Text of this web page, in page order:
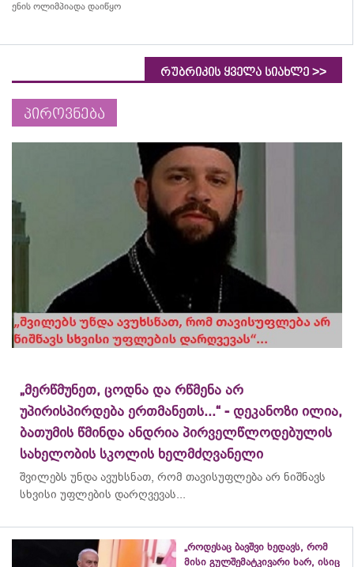
ენის ოლიმპიადა დაიწყო
რუბრიკის ყველა სიახლე >>
პიროვნება
„მერწმუნეთ, ცოდნა და რწმენა არ
უპირისპირდება ერთმანეთს...“ - დეკანოზი ილია,
ბათუმის წმინდა ანდრია პირველწლოდებულის
სახელობის სკოლის ხელმძღვანელი
შვილებს უნდა ავუხსნათ, რომ თავისუფლება არ ნიშნავს
სხვისი უფლების დარღვევას...
„როდესაც ბავშვი ხედავს, რომ
მისი გულშემატკივარი ხარ, ისიც